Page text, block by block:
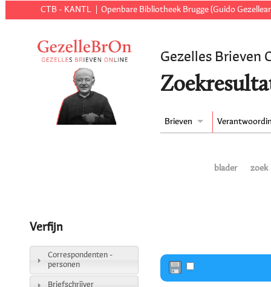
CTB - KANTL Openbare Bibliotheek Brugge (Guido
Gezelles Brieven
Brieven
blader zoek
Verfijn
Correspondenten -
personen
Briefschrijver